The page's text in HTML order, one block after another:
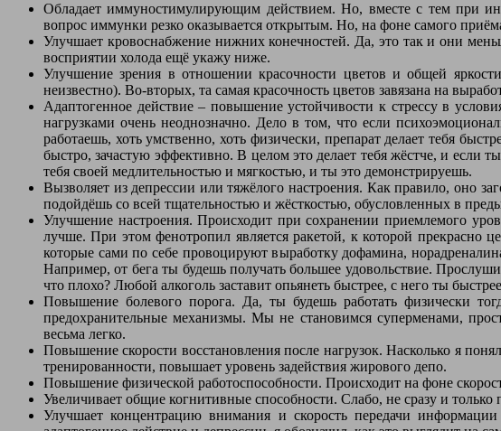
Обладает иммуностимулирующим действием. Но, вместе с тем при
вопрос иммунки резко оказывается открытым. Но, на фоне самого
Улучшает кровоснабжение нижних конечностей. Да, это так и они
восприятии холода ещё укажу ниже.
Улучшение зрения в отношении красочности цветов и общей
неизвестно). Во-вторых, та самая красочность цветов завязана на
Адаптогенное действие – повышение устойчивости к стрессу в
нагрузками очень неоднозначно. Дело в том, что если
работаешь, хоть умственно, хоть физически, препарат делает тебя
быстро, зачастую эффективно. В целом это делает тебя жёстче, и
тебя своей медлительностью и мягкостью, и ты это демонстрируешь.
Вызволяет из депрессии или тяжёлого настроения. Как правило, оно
подойдёшь со всей тщательностью и жёсткостью, обусловленных в
Улучшение настроения. Происходит при сохранении приемлемого
лучше. При этом фенотропил является ракетой, к которой прекрасно
которые сами по себе провоцируют выработку дофамина,
Например, от бега ты будешь получать большее удовольствие.
что плохо? Любой алкоголь заставит опьянеть быстрее, с него ты
Повышение болевого порога. Да, ты будешь работать физически
предохранительные механизмы. Мы не становимся суперменами,
весьма легко.
Повышение скорости восстановления после нагрузок. Насколько я
тренированности, повышает уровень задействия жирового депо.
Повышение физической работоспособности. Происходит на фоне
Увеличивает общие когнитивные способности. Слабо, не сразу и только
Улучшает концентрацию внимания и скорость передачи